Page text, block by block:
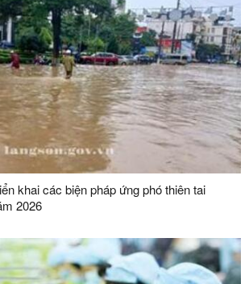
khai các biện pháp ứng phó thiên tai
2026